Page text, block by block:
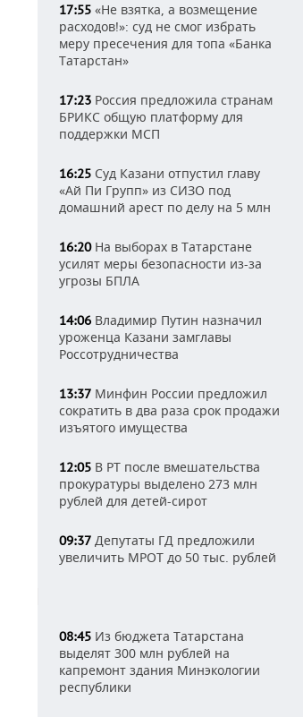
17:55 «Не взятка, а возмещение
расходов!»: суд не смог избрать
меру пресечения для топа «Банка
Татарстан»
17:23 Россия предложила странам
БРИКС общую платформу для
поддержки МСП
16:25 Суд Казани отпустил главу
«Ай Пи Групп» из СИЗО под
домашний арест по делу на 5 млн
16:20На выборах в Татарстане
усилят меры безопасности из-за
угрозы БПЛА
14:06 Владимир Путин назначил
уроженца Казани замглавы
Россотрудничества
13:37 Минфин России предложил
сократить в два раза срок продажи
изъятого имущества
12:05 В РТ после вмешательства
прокуратуры выделено 273 млн
рублей для детей-сирот
09:37 Депутаты ГД предложили
увеличить МРОТ до 50 тыс. рублей
08:45 Из бюджета Татарстана
выделят 300 млн рублей на
капремонт здания Минэкологии
республики